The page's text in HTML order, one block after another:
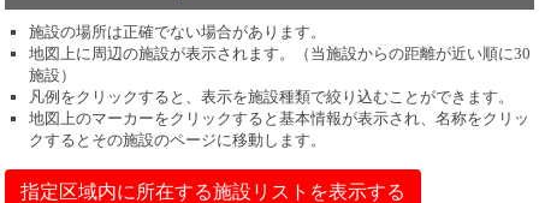
施設の場所は正確でない場合があります。
地図上に周辺の施設が表示されます。（当施設からの距離が近い順に30
施設）
凡例をクリックすると、表示を施設種類で絞り込むことができます。
地図上のマーカーをクリックすると基本情報が表示され、名称をクリッ
クするとその施設のページに移動します。
指定区域内に所在する施設リストを表示する